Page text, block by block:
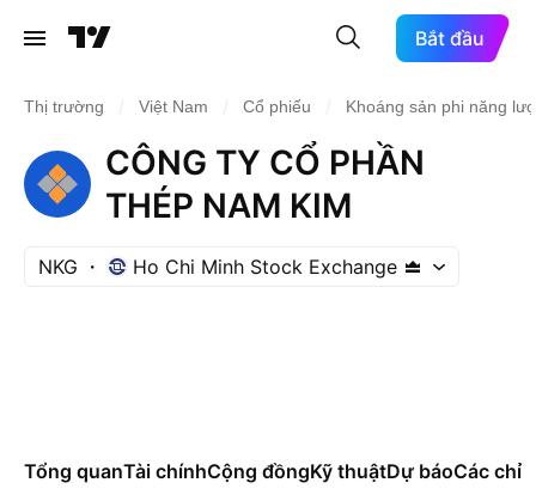
Bắt đầu
Thị trường Việt Nam Cổ phiếu Khoáng sản phi năng
CÔNG TY CỔ PHẦN
THÉP NAM KIM
NKG Ho Chi Minh Stock Exchange
Tổng quanTài chínhCộng đồngKỹ thuậtDự báoCác chỉ